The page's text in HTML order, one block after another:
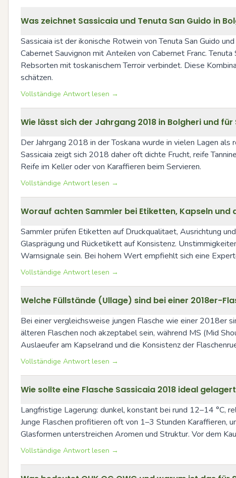
Was zeichnet Sassicaia und Tenuta San Guido in
Sassicaia ist der ikonische Rotwein von Tenuta San Guido
Cabernet Sauvignon mit Anteilen von Cabernet Franc.
Rebsorten mit toskanischem Terroir verbindet. Diese
schätzen.
Vollständige Antwort lesen →
Wie lässt sich der Jahrgang 2018 in Bolgheri und
Der Jahrgang 2018 in der Toskana wurde in vielen Lagen
Sassicaia zeigt sich 2018 daher oft dichte Frucht, reife
Reife im Keller oder von Karaffieren beim Servieren.
Vollständige Antwort lesen →
Worauf achten Sammler bei Etiketten, Kapseln und
Sammler prüfen Etiketten auf Druckqualitaet, Ausrichtung
Glasprägung und Rücketikett auf Konsistenz.
Warnsignale sein. Bei hohem Wert empfiehlt sich eine
Vollständige Antwort lesen →
Welche Füllstände (Ullage) sind bei einer 2018er-
Bei einer vergleichsweise jungen Flasche wie einer 2018er
älteren Flaschen noch akzeptabel sein, während MS (Mid
Auslaeufer am Kapselrand und die Konsistenz der
Vollständige Antwort lesen →
Wie sollte eine Flasche Sassicaia 2018 ideal
Langfristige Lagerung: dunkel, konstant bei rund 12–14 °C,
Junge Flaschen profitieren oft von 1–3 Stunden Karaffieren,
Glasformen unterstreichen Aromen und Struktur. Vor dem
Vollständige Antwort lesen →